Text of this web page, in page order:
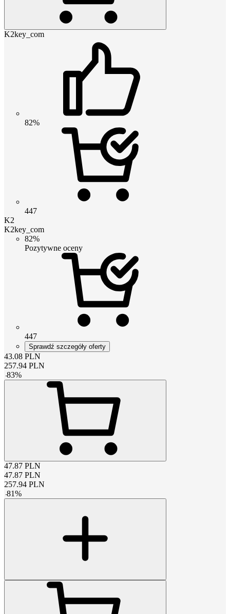
K2key_com
82%
447
K2
K2key_com
82%
Pozytywne oceny
447
Sprawdź szczegóły oferty
43.08 PLN
257.94 PLN
-83%
47.87 PLN
47.87 PLN
257.94 PLN
-81%